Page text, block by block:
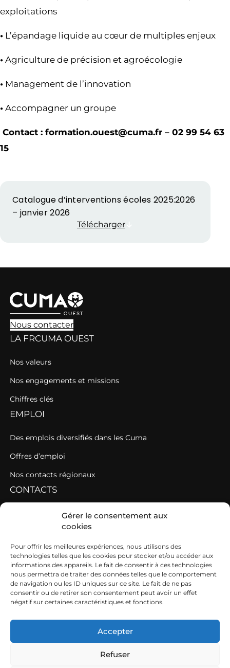
Gérer le consentement aux
cookies
Pour offrir les meilleures expériences, nous utilisons des
technologies telles que les cookies pour stocker et/ou accéder aux
informations des appareils. Le fait de consentir à ces technologies
nous permettra de traiter des données telles que le comportement
de navigation ou les ID uniques sur ce site. Le fait de ne pas
consentir ou de retirer son consentement peut avoir un effet
négatif sur certaines caractéristiques et fonctions.
Accepter
Refuser
exploitations
• L’épandage liquide au cœur de multiples enjeux
• Agriculture de précision et agroécologie
• Management de l’innovation
• Accompagner un groupe
Contact : formation.ouest@cuma.fr – 02 99 54 63
15
Catalogue d’interventions écoles 2025:2026
– janvier 2026
Télécharger
Nous contacter
LA FRCUMA OUEST
Nos valeurs
Nos engagements et missions
Chiffres clés
EMPLOI
Des emplois diversifiés dans les Cuma
Offres d’emploi
Nos contacts régionaux
CONTACTS
Contacter une fédération
Contacter les AGC de l’Ouest
SIEGE
19b boulevard Nominoë
35740 PACÉ
02 99 54 63 15